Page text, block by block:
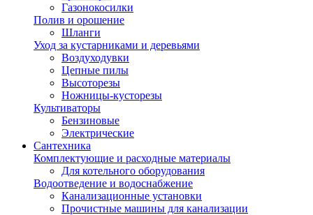
Газонокосилки
Полив и орошение
Шланги
Уход за кустарниками и деревьями
Воздуходувки
Цепные пилы
Высоторезы
Ножницы-кусторезы
Культиваторы
Бензиновые
Электрические
Сантехника
Комплектующие и расходные материалы
Для котельного оборудования
Водоотведение и водоснабжение
Канализационные установки
Прочистные машины для канализации